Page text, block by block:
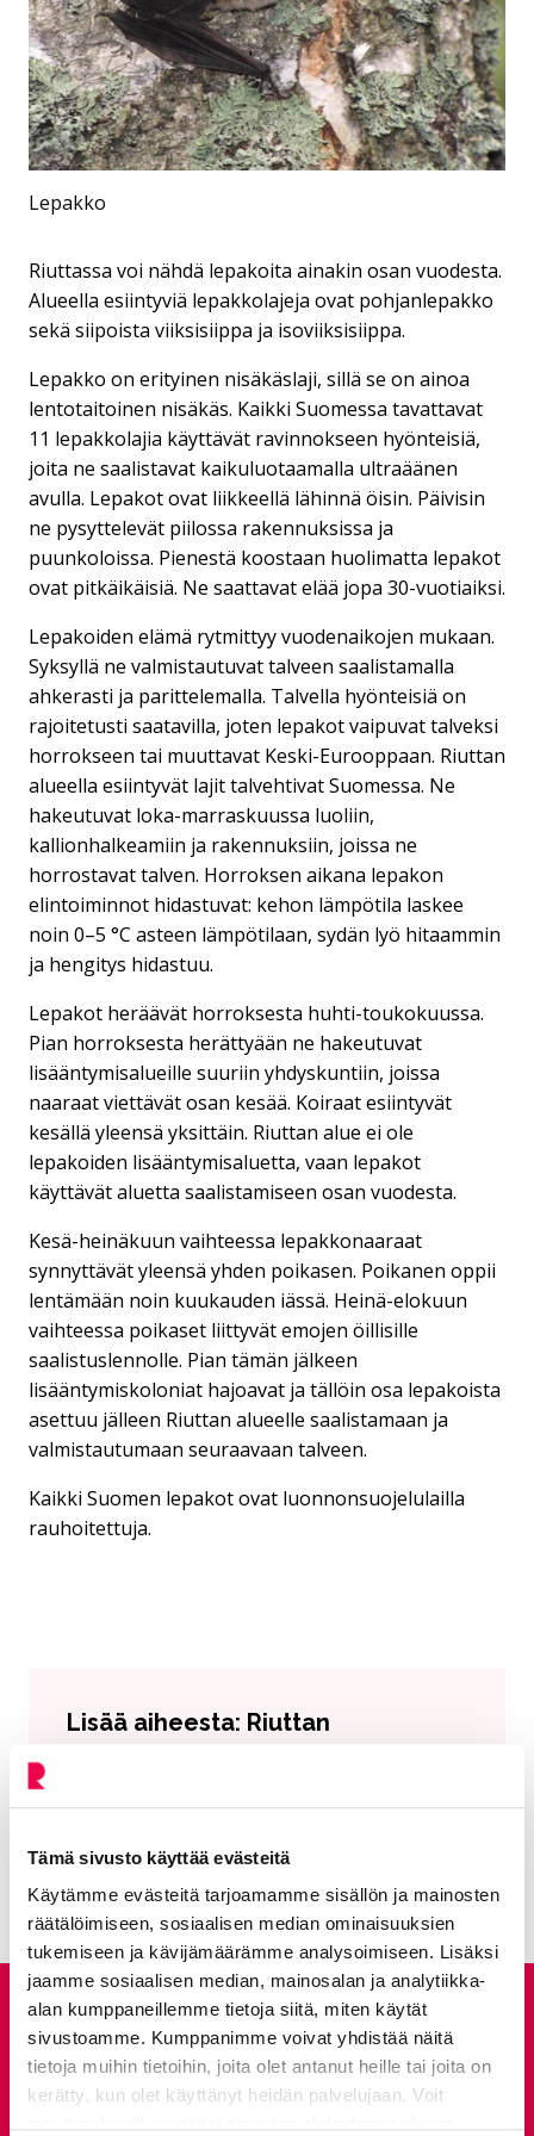
Tämä sivusto käyttää evästeitä
Käytämme evästeitä tarjoamamme sisällön ja mainosten
räätälöimiseen, sosiaalisen median ominaisuuksien
tukemiseen ja kävijämäärämme analysoimiseen. Lisäksi
jaamme sosiaalisen median, mainosalan ja analytiikka-
alan kumppaneillemme tietoja siitä, miten käytät
sivustoamme. Kumppanimme voivat yhdistää näitä
tietoja muihin tietoihin, joita olet antanut heille tai joita on
kerätty, kun olet käyttänyt heidän palvelujaan. Voit
Lepakko
Riuttassa voi nähdä lepakoita ainakin osan vuodesta.
Alueella esiintyviä lepakkolajeja ovat pohjanlepakko
sekä siipoista viiksisiippa ja isoviiksisiippa.
Lepakko on erityinen nisäkäslaji, sillä se on ainoa
lentotaitoinen nisäkäs. Kaikki Suomessa tavattavat
11 lepakkolajia käyttävät ravinnokseen hyönteisiä,
joita ne saalistavat kaikuluotaamalla ultraäänen
avulla. Lepakot ovat liikkeellä lähinnä öisin. Päivisin
ne pysyttelevät piilossa rakennuksissa ja
puunkoloissa. Pienestä koostaan huolimatta lepakot
ovat pitkäikäisiä. Ne saattavat elää jopa 30-vuotiaiksi.
Lepakoiden elämä rytmittyy vuodenaikojen mukaan.
Syksyllä ne valmistautuvat talveen saalistamalla
ahkerasti ja parittelemalla. Talvella hyönteisiä on
rajoitetusti saatavilla, joten lepakot vaipuvat talveksi
horrokseen tai muuttavat Keski-Eurooppaan. Riuttan
alueella esiintyvät lajit talvehtivat Suomessa. Ne
hakeutuvat loka-marraskuussa luoliin,
kallionhalkeamiin ja rakennuksiin, joissa ne
horrostavat talven. Horroksen aikana lepakon
elintoiminnot hidastuvat: kehon lämpötila laskee
noin 0–5 °C asteen lämpötilaan, sydän lyö hitaammin
ja hengitys hidastuu.
Lepakot heräävät horroksesta huhti-toukokuussa.
Pian horroksesta herättyään ne hakeutuvat
lisääntymisalueille suuriin yhdyskuntiin, joissa
naaraat viettävät osan kesää. Koiraat esiintyvät
kesällä yleensä yksittäin. Riuttan alue ei ole
lepakoiden lisääntymisaluetta, vaan lepakot
käyttävät aluetta saalistamiseen osan vuodesta.
Kesä-heinäkuun vaihteessa lepakkonaaraat
synnyttävät yleensä yhden poikasen. Poikanen oppii
lentämään noin kuukauden iässä. Heinä-elokuun
vaihteessa poikaset liittyvät emojen öillisille
saalistuslennolle. Pian tämän jälkeen
lisääntymiskoloniat hajoavat ja tällöin osa lepakoista
asettuu jälleen Riuttan alueelle saalistamaan ja
valmistautumaan seuraavaan talveen.
Kaikki Suomen lepakot ovat luonnonsuojelulailla
rauhoitettuja.
Lisää aiheesta: Riuttan
Anna palautetta
Palautepalvelu
Siirtyy ulkoiselle